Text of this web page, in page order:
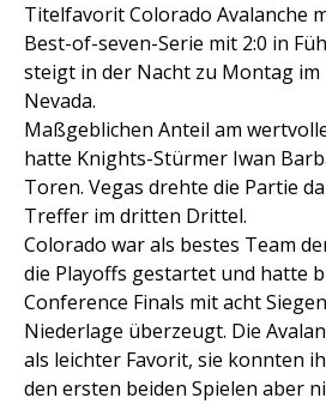
Titelfavorit Colorado Avalanche
Best-of-seven-Serie mit 2:0 in
steigt in der Nacht zu Montag im
Nevada.
Maßgeblichen Anteil am
hatte Knights-Stürmer Iwan
Toren. Vegas drehte die Partie
Treffer im dritten Drittel.
Colorado war als bestes Team
die Playoffs gestartet und hatte
Conference Finals mit acht
Niederlage überzeugt. Die
als leichter Favorit, sie konnten
den ersten beiden Spielen aber